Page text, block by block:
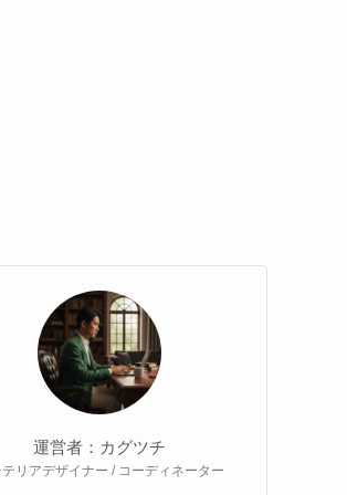
運営者：カグツチ
テリアデザイナー / コーディネーター